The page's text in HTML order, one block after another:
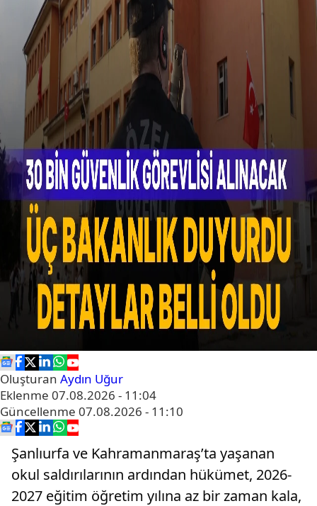
Oluşturan Aydın Uğur
Eklenme 07.08.2026 - 11:04
Güncellenme 07.08.2026 - 11:10
Şanlıurfa ve Kahramanmaraş’ta yaşanan
okul saldırılarının ardından hükümet, 2026-
2027 eğitim öğretim yılına az bir zaman kala,